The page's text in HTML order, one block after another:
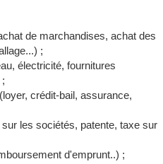
de marchandises, achat des
;
électricité, fournitures
crédit-bail, assurance,
les sociétés, patente, taxe sur
d'emprunt..) ;